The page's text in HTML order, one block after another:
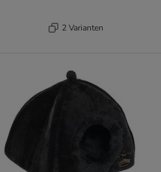
2 Varianten